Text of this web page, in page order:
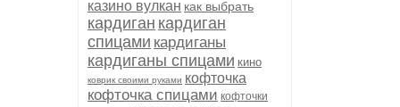
казино вулкан как выбрать
кардиган кардиган
спицами кардиганы
кардиганы спицами кино
коврик своими руками кофточка
кофточка спицами кофточки